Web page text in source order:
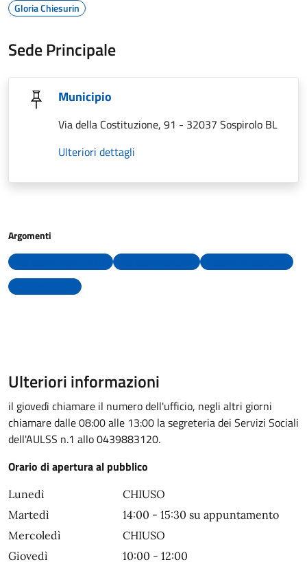
Gloria Chiesurin
Sede Principale
Municipio
Via della Costituzione, 91 - 32037 Sospirolo BL
Ulteriori dettagli
Argomenti
Ulteriori informazioni
il giovedì chiamare il numero dell'ufficio, negli altri giorni
chiamare dalle 08:00 alle 13:00 la segreteria dei Servizi Sociali
dell'AULSS n.1 allo 0439883120.
Orario di apertura al pubblico
Lunedì
CHIUSO
Martedì
14:00 - 15:30 su appuntamento
Mercoledì
CHIUSO
Giovedì
10:00 - 12:00